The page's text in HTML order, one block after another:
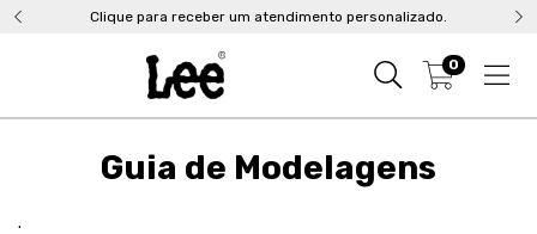
Clique para receber um atendimento personalizado.
0
Guia de Modelagens
.